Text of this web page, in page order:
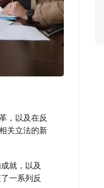
，以及在反
关立法的新
就，以及
一系列反